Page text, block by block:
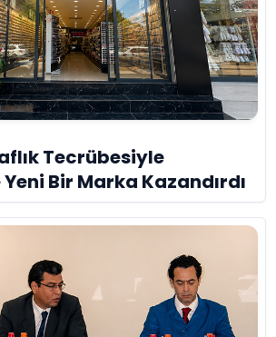
Tecrübesiyle
Yeni Bir Marka Kazandırdı